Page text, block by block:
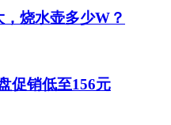
烧水壶多少W？
促销低至156元